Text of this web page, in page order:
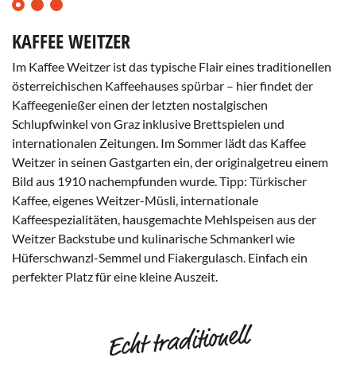
Kaffee
Weitzer
©
0 1 2
KAFFEE WEITZER
Im Kaffee Weitzer ist das typische Flair eines traditionellen
österreichischen Kaffeehauses spürbar – hier findet der
Kaffeegenießer einen der letzten nostalgischen
Schlupfwinkel von Graz inklusive Brettspielen und
internationalen Zeitungen. Im Sommer lädt das Kaffee
Weitzer in seinen Gastgarten ein, der originalgetreu einem
Bild aus 1910 nachempfunden wurde. Tipp: Türkischer
Kaffee, eigenes Weitzer-Müsli, internationale
Kaffeespezialitäten, hausgemachte Mehlspeisen aus der
Weitzer Backstube und kulinarische Schmankerl wie
Hüferschwanzl-Semmel und Fiakergulasch. Einfach ein
perfekter Platz für eine kleine Auszeit.
Echt traditionell